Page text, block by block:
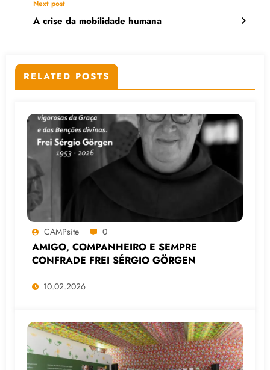
Next post
A crise da mobilidade humana
RELATED POSTS
CAMPsite 0
AMIGO, COMPANHEIRO E SEMPRE
CONFRADE FREI SÉRGIO GÖRGEN
10.02.2026